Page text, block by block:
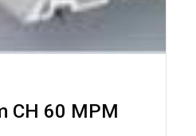
CH 60 MPM